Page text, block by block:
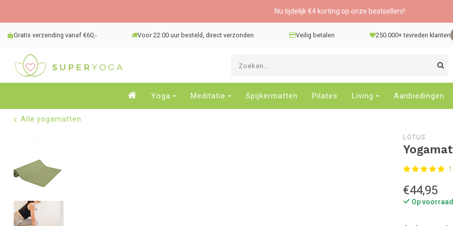
Nu tijdelijk €4 korting op onze bestsellers!
Gratis verzending vanaf €60,- Voor 22:00 uur besteld, direct verzonden Veilig betalen 250.000+ tevreden klanten
Yoga Meditatie Spijkermatten Pilates Living Aanbiedingen
Alle yogamatten
LOTUS
€44,95
Op voorraad